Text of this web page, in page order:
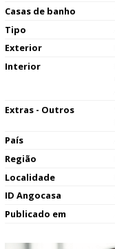
Casas de banho
Tipo
Exterior
Interior
Extras - Outros
País
Região
Localidade
ID Angocasa
Publicado em